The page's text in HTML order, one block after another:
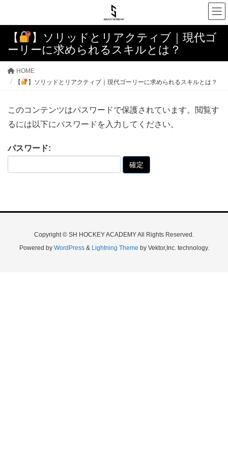
【
】ソリッドとリアクティブ｜現代ゴ
ーリーに求められるスキルとは？
HOME
【
】ソリッドとリアクティブ｜現代ゴーリーに求められるスキルとは？
このコンテンツはパスワードで保護されています。閲覧す
るには以下にパスワードを入力してください。
パスワード:
Copyright © SH HOCKEY ACADEMY All Rights Reserved.
Powered by WordPress& Lightning Theme by Vektor,Inc. technology.